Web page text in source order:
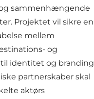
sammenhængende
Projektet vil sikre en
mellem
og
identitet og branding
partnerskaber skal
aktørs